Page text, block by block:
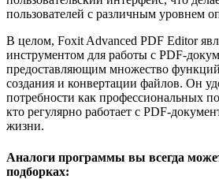
пользователей с различным уровнем
В целом, Foxit Advanced PDF Editor
инструментом для работы с PDF-
предоставляющим множество функций
создания и конвертации файлов. Он
потребности как профессиональных
кто регулярно работает с PDF-
жизни.
Аналоги программы вы всегда
подборках: